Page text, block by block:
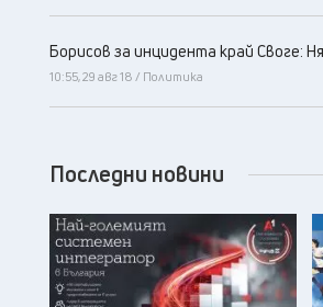
Борисов за инцидента край Своге:
10:55, 29 авг 18 / Политика
Последни новини